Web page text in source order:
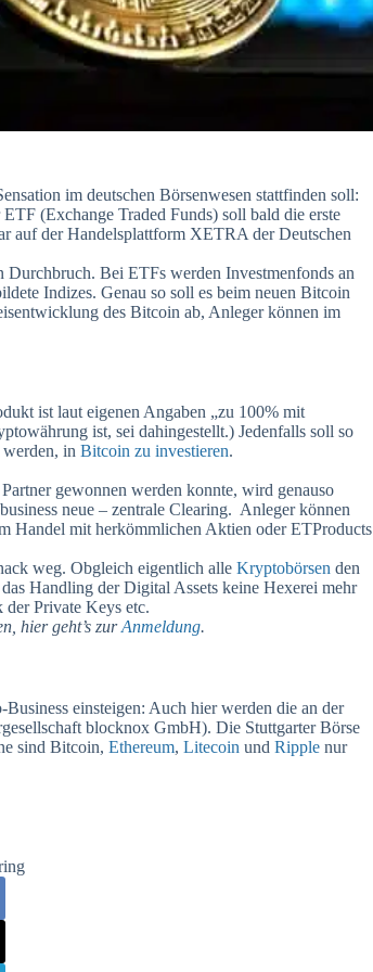
im deutschen Börsenwesen stattfinden soll:
(Exchange Traded Funds) soll bald die erste
auf der Handelsplattform XETRA der Deutschen
Durchbruch. Bei ETFs werden Investmenfonds an
Indizes. Genau so soll es beim neuen Bitcoin
des Bitcoin ab, Anleger können im
ist laut eigenen Angaben „zu 100% mit
ist, sei dahingestellt.) Jedenfalls soll so
werden, in Bitcoin zu investieren.
gewonnen werden konnte, wird genauso
neue – zentrale Clearing. Anleger können
Handel mit herkömmlichen Aktien oder ETProducts
weg. Obgleich eigentlich alle Kryptobörsen den
Handling der Digital Assets keine Hexerei mehr
Private Keys etc.
hier geht’s zurAnmeldung.
einsteigen: Auch hier werden die an der
blocknox GmbH). Die Stuttgarter Börse
sind Bitcoin, Ethereum, Litecoin und Ripple nur